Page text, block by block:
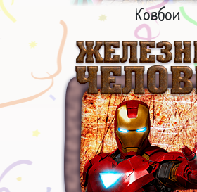
Ковбои